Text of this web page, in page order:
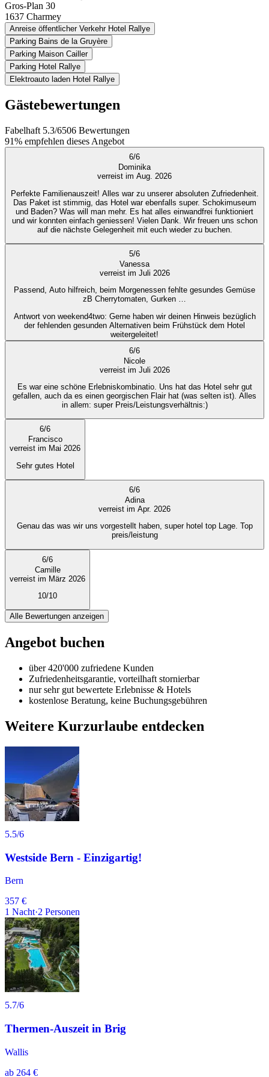
Gros-Plan 30
1637 Charmey
Anreise öffentlicher Verkehr Hotel Rallye
Parking Bains de la Gruyère
Parking Maison Cailler
Parking Hotel Rallye
Elektroauto laden Hotel Rallye
Gästebewertungen
Fabelhaft 5.3/6506 Bewertungen
91% empfehlen dieses Angebot
6/6
Dominika
verreist im Aug. 2026
Perfekte Familienauszeit! Alles war zu unserer absoluten Zufriedenheit.
Das Paket ist stimmig, das Hotel war ebenfalls super. Schokimuseum
und Baden? Was will man mehr. Es hat alles einwandfrei funktioniert
und wir konnten einfach geniessen! Vielen Dank. Wir freuen uns schon
auf die nächste Gelegenheit mit euch wieder zu buchen.
5/6
Vanessa
verreist im Juli 2026
Passend, Auto hilfreich, beim Morgenessen fehlte gesundes Gemüse
zB Cherrytomaten, Gurken …
Antwort von weekend4two: Gerne haben wir deinen Hinweis bezüglich
der fehlenden gesunden Alternativen beim Frühstück dem Hotel
weitergeleitet!
6/6
Nicole
verreist im Juli 2026
Es war eine schöne Erlebniskombinatio. Uns hat das Hotel sehr gut
gefallen, auch da es einen georgischen Flair hat (was selten ist). Alles
in allem: super Preis/Leistungsverhältnis:)
6/6
Francisco
verreist im Mai 2026
Sehr gutes Hotel
6/6
Adina
verreist im Apr. 2026
Genau das was wir uns vorgestellt haben, super hotel top Lage. Top
preis/leistung
6/6
Camille
verreist im März 2026
10/10
Alle Bewertungen anzeigen
Angebot buchen
über 420'000 zufriedene Kunden
Zufriedenheitsgarantie, vorteilhaft stornierbar
nur sehr gut bewertete Erlebnisse & Hotels
kostenlose Beratung, keine Buchungsgebühren
Weitere Kurzurlaube entdecken
5.5/6
Westside Bern - Einzigartig!
Bern
357 €
1 Nacht·2 Personen
5.7/6
Thermen-Auszeit in Brig
Wallis
ab 264 €